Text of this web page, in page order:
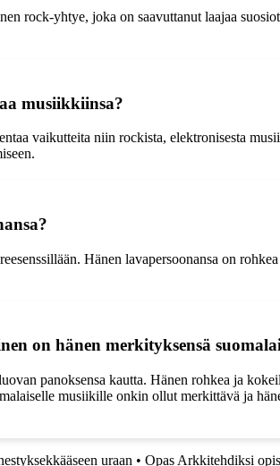
yhtye, joka on saavuttanut laajaa
musiikkiinsa?
vaikutteita niin rockista, elektronisesta
Hänen lavapersoonansa on
on hänen merkityksensä
panoksensa kautta. Hänen rohkea ja
musiikille onkin ollut merkittävä ja
uraan • Opas Arkkitehdiksi